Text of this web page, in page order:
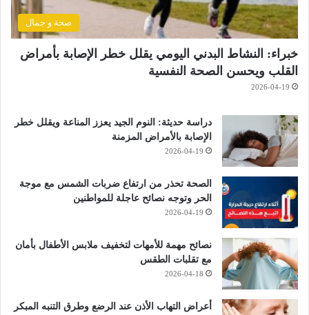
صحة و جمال
خبراء: النشاط البدني اليومي يقلل خطر الإصابة بأمراض
القلب ويحسن الصحة النفسية
2026-04-19
دراسة حديثة: النوم الجيد يعزز المناعة ويقلل خطر
الإصابة بالأمراض المزمنة
2026-04-19
الصحة تحذر من ارتفاع ضربات الشمس مع موجة
الحر وتوجه نصائح عاجلة للمواطنين
2026-04-19
نصائح مهمة للأمهات لتخفيف ملابس الأطفال بأمان
مع تقلبات الطقس
2026-04-18
أعراض التهاب الأذن عند الرضع وطرق التنبه المبكر